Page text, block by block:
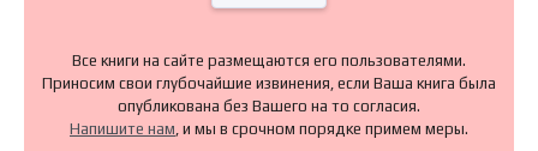
Все книги на сайте размещаются его пользователями.
Приносим свои глубочайшие извинения, если Ваша книга была
опубликована без Вашего на то согласия.
Напишите нам, и мы в срочном порядке примем меры.